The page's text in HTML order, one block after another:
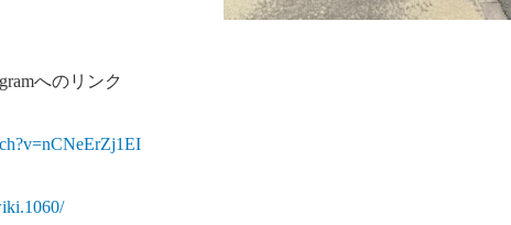
へのリンク